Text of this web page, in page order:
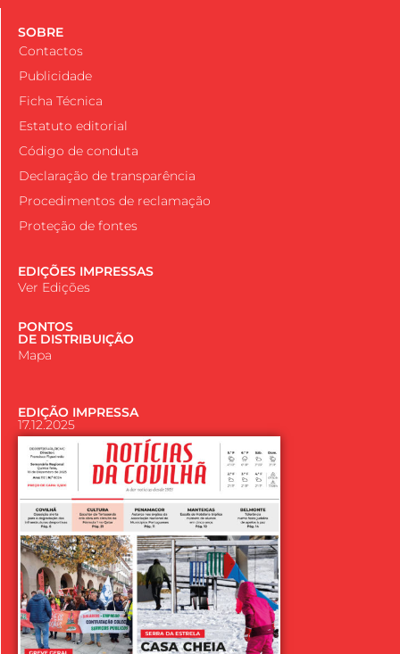
SOBRE
Contactos
Publicidade
Ficha Técnica
Estatuto editorial
Código de conduta
Declaração de transparência
Procedimentos de reclamação
Proteção de fontes
EDIÇÕES IMPRESSAS
Ver Edições
PONTOS
DE DISTRIBUIÇÃO
Mapa
EDIÇÃO IMPRESSA
17.12.2025